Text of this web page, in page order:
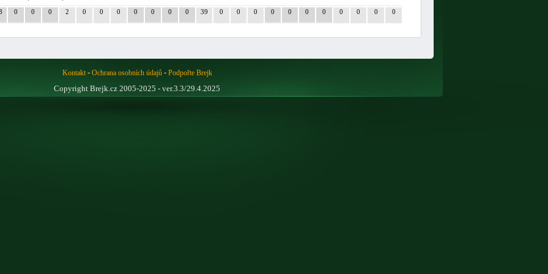
0 0 0 2 0 0 0 0 0 0 0 39 0 0 0 0 0 0 0 0 0 0 0
Kontakt- Ochrana osobních údajů- Podpořte Brejk
Copyright Brejk.cz 2005-2025 - ver.3.3/29.4.2025